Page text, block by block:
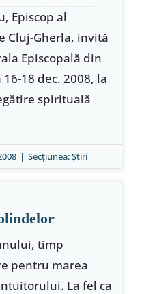
Episcop al
Cluj-Gherla, invită
Episcopală din
18 dec. 2008, la
spirituală
| Secțiunea:Ştiri
timp
pentru marea
La fel ca